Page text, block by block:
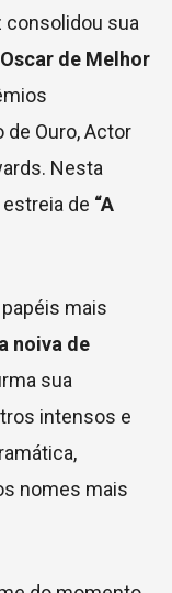
consolidou sua
Oscar de Melhor
Ouro, Actor
Nesta
de “A
mais
a noiva de
sua
intensos e
nomes mais